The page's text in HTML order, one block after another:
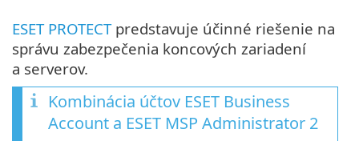
ESET PROTECTpredstavuje účinné riešenie na
správu zabezpečenia koncových zariadení
a serverov.
Kombinácia účtov ESET Business
Account a ESET MSP Administrator 2